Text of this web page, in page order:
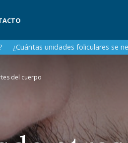
¿Cuántas unidades foliculares se
del cuerpo